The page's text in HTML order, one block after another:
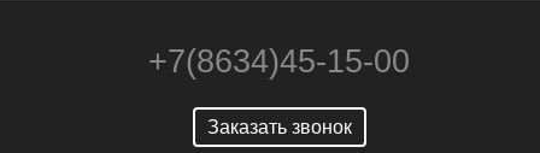
+7(8634)45-15-00
Заказать звонок